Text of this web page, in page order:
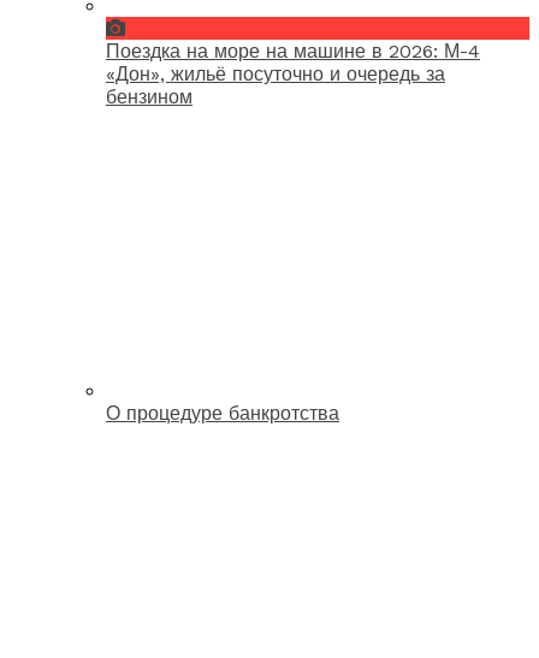
Поездка на море на машине в 2026: М-4
«Дон», жильё посуточно и очередь за
бензином
О процедуре банкротства